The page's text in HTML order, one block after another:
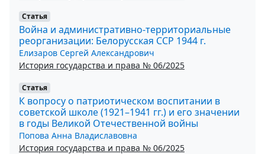
Статья
Война и административно-территориальные
реорганизации: Белорусская ССР 1944 г.
Елизаров Сергей Александрович
История государства и права № 06/2025
Статья
К вопросу о патриотическом воспитании в
советской школе (1921–1941 гг.) и его значении
в годы Великой Отечественной войны
Попова Анна Владиславовна
История государства и права № 06/2025